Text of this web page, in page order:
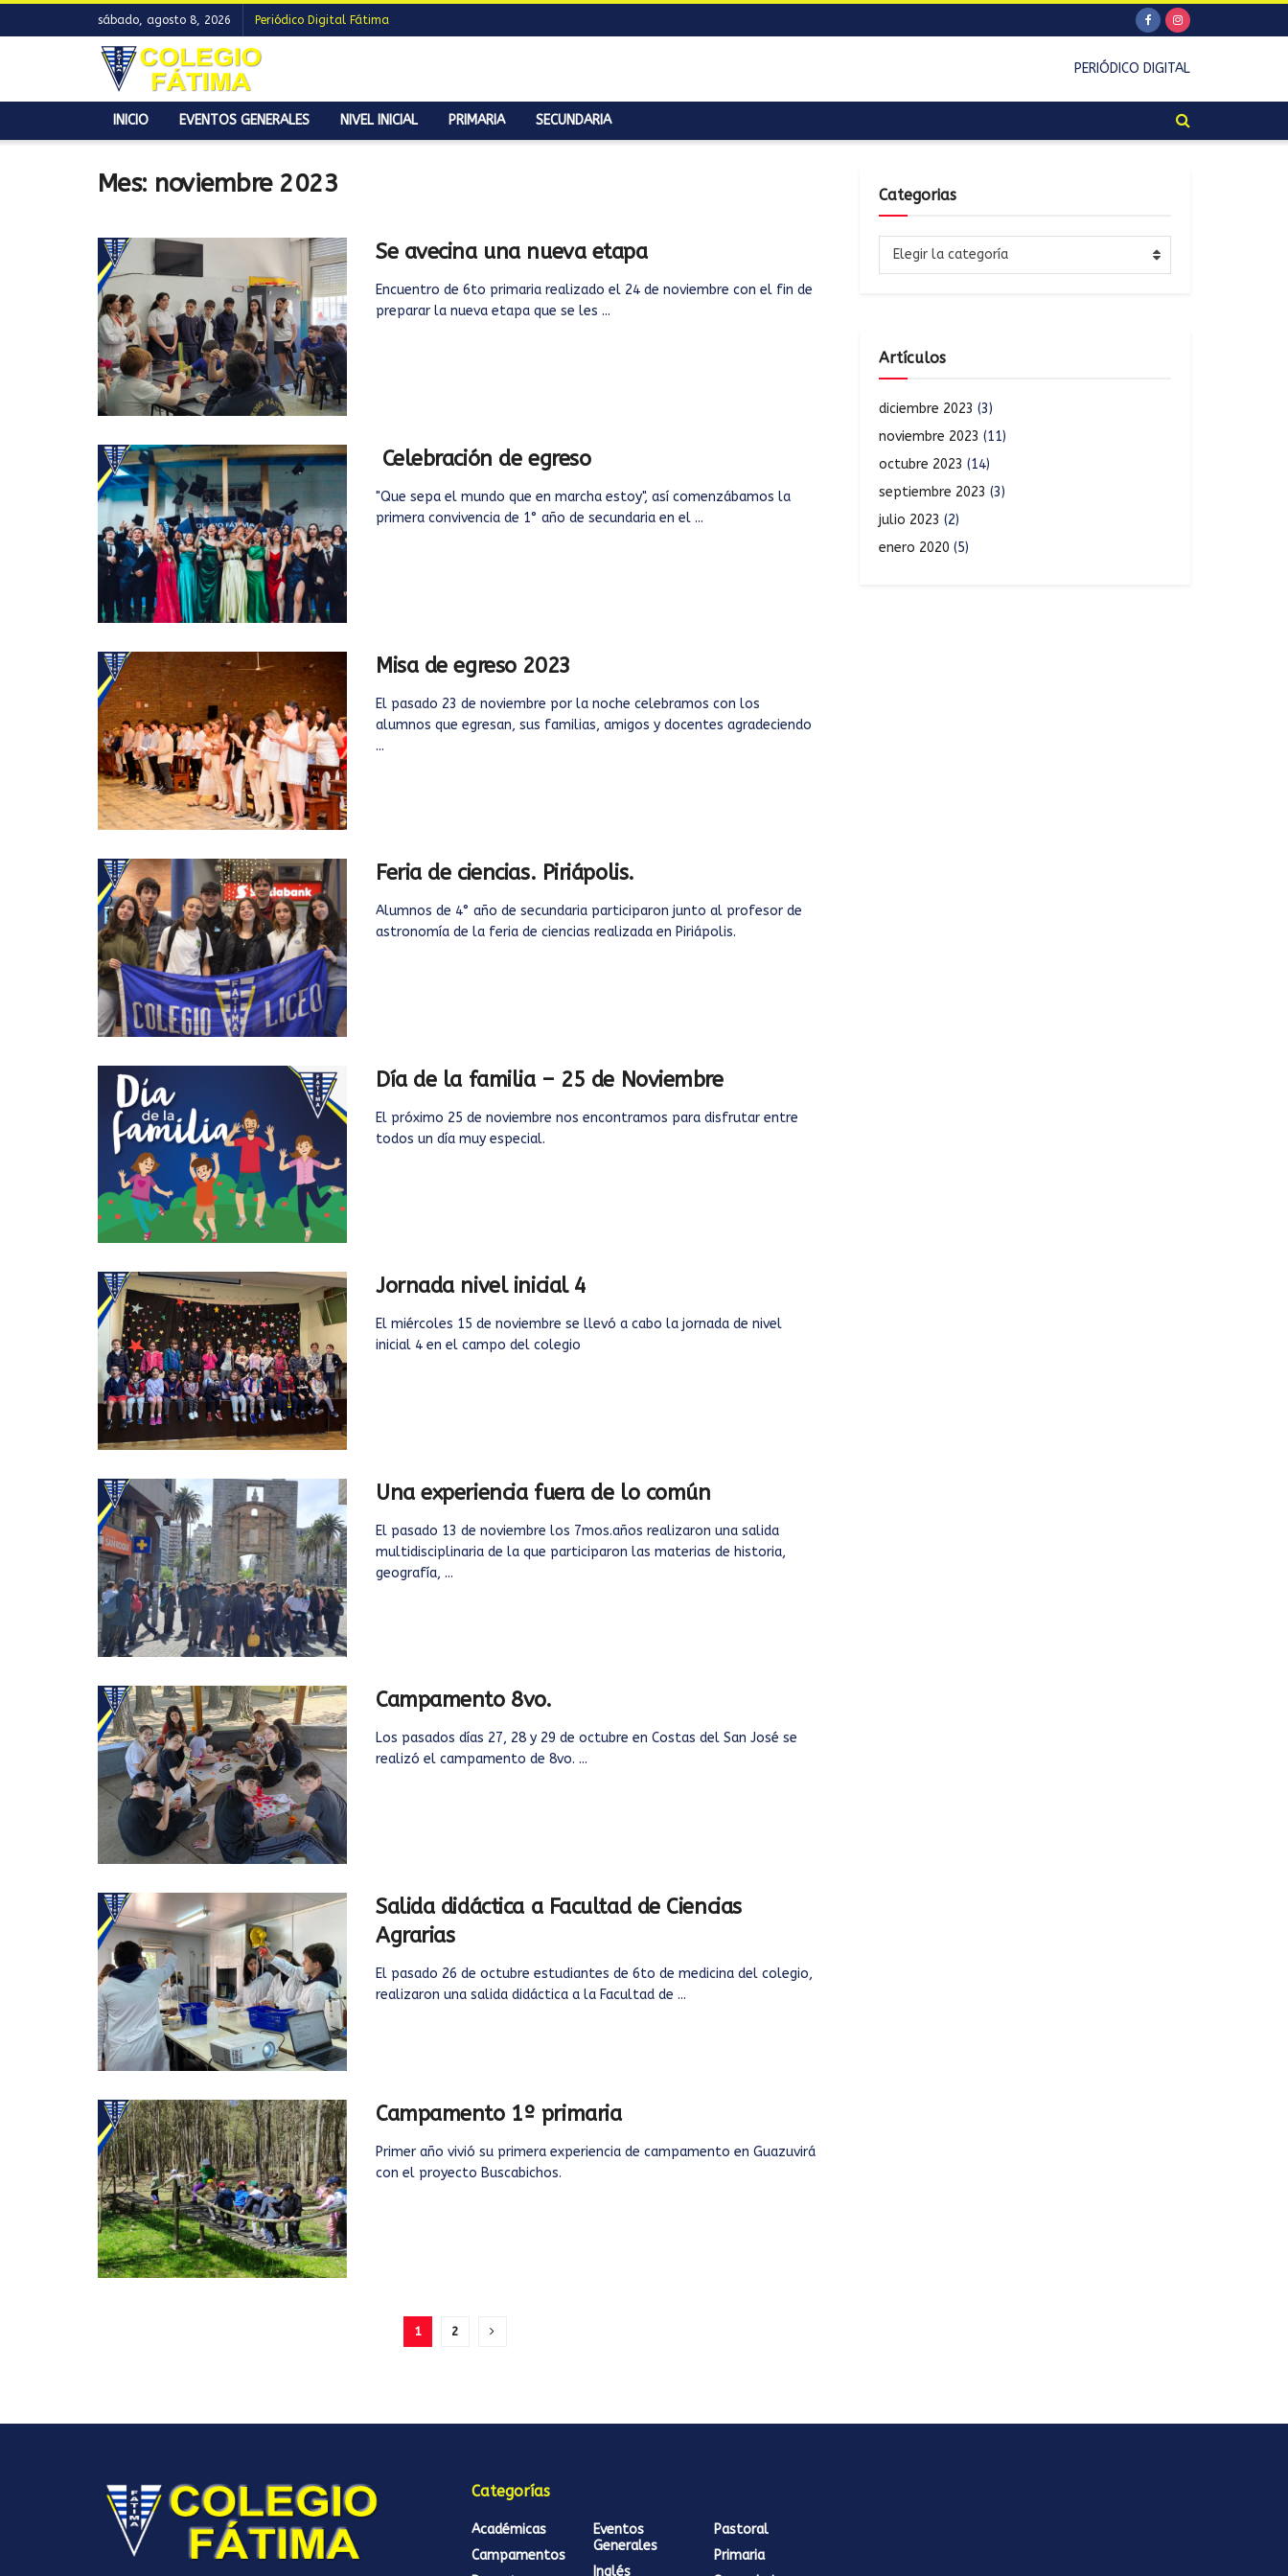
sábado, agosto 8, 2026 Periódico Digital Fátima
PERIÓDICO DIGITAL
INICIO EVENTOS GENERALES NIVEL INICIAL PRIMARIA SECUNDARIA
Mes: noviembre 2023
Se avecina una nueva etapa
Encuentro de 6to primaria realizado el 24 de noviembre con el fin de
preparar la nueva etapa que se les ...
Celebración de egreso
"Que sepa el mundo que en marcha estoy", así comenzábamos la
primera convivencia de 1° año de secundaria en el ...
Misa de egreso 2023
El pasado 23 de noviembre por la noche celebramos con los
alumnos que egresan, sus familias, amigos y docentes agradeciendo
...
Feria de ciencias. Piriápolis.
Alumnos de 4° año de secundaria participaron junto al profesor de
astronomía de la feria de ciencias realizada en Piriápolis.
Día de la familia – 25 de Noviembre
El próximo 25 de noviembre nos encontramos para disfrutar entre
todos un día muy especial.
Jornada nivel inicial 4
El miércoles 15 de noviembre se llevó a cabo la jornada de nivel
inicial 4 en el campo del colegio
Una experiencia fuera de lo común
El pasado 13 de noviembre los 7mos.años realizaron una salida
multidisciplinaria de la que participaron las materias de historia,
geografía, ...
Campamento 8vo.
Los pasados días 27, 28 y 29 de octubre en Costas del San José se
realizó el campamento de 8vo. ...
Salida didáctica a Facultad de Ciencias
Agrarias
El pasado 26 de octubre estudiantes de 6to de medicina del colegio,
realizaron una salida didáctica a la Facultad de ...
Campamento 1º primaria
Primer año vivió su primera experiencia de campamento en Guazuvirá
con el proyecto Buscabichos.
1 2
Categorias
Elegir la categoría
Artículos
diciembre 2023 (3)
noviembre 2023 (11)
octubre 2023 (14)
septiembre 2023 (3)
julio 2023 (2)
enero 2020 (5)
Categorías
Académicas
Campamentos
Eventos
Generales
Inglés
Pastoral
Primaria